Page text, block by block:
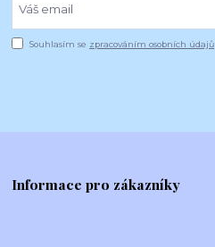
Souhlasím se zpracováním osobních údajů
Informace pro zákazníky